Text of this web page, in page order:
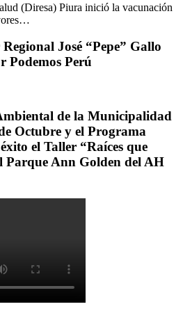
(Diresa) Piura inició la vacunación
José “Pepe” Gallo
Podemos Perú
de la Municipalidad
Octubre y el Programa
el Taller “Raíces que
Parque Ann Golden del AH